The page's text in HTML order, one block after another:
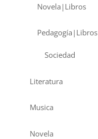
Novela|Libros
Pedagogía|Libros
Sociedad
Literatura
Musica
Novela